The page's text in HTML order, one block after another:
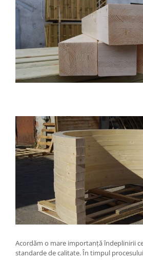
Acordăm o mare importanță îndeplinirii
standarde de calitate. În timpul